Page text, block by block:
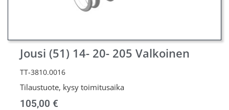
Jousi (51) 14- 20- 205 Valkoinen
TT-3810.0016
Tilaustuote, kysy toimitusaika
105,00 €